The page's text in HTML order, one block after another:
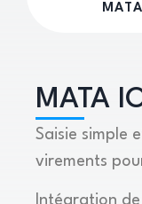
MATA
Saisie simple
virements
Intégration